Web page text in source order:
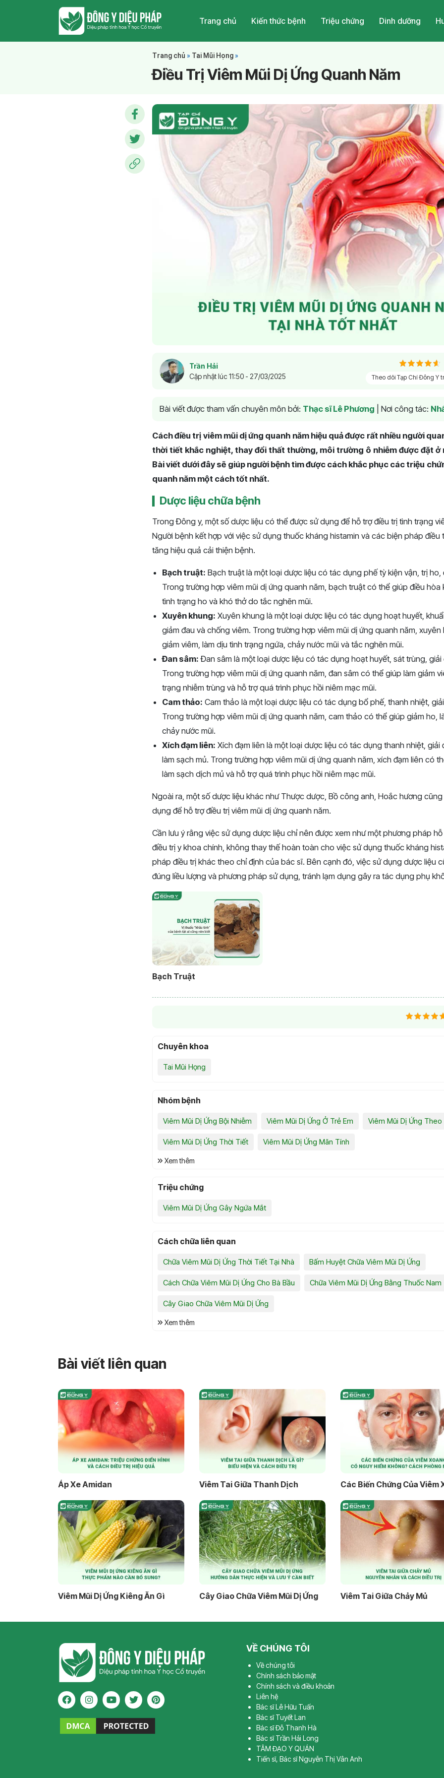
Trang chủ Kiến thức bệnh Triệu chứng Dinh dưỡng
Trang chủ » Tai Mũi Họng »
Điều Trị Viêm Mũi Dị Ứng Quanh Năm
Trần Hải
Cập nhật lúc 11:50 - 27/03/2025
Theo dõi Tạp Chí Đông Y
Bài viết được tham vấn chuyên môn bởi: Thạc sĩ Lê Phương Nơi công tác:
Cách điều trị viêm mũi dị ứng quanh năm hiệu quả được rất nhiều người
thời tiết khắc nghiệt, thay đổi thất thường, môi trường ô nhiễm được đặt ở
Bài viết dưới đây sẽ giúp người bệnh tìm được cách khắc phục các triệu
quanh năm một cách tốt nhất.
Dược liệu chữa bệnh
Trong Đông y, một số dược liệu có thể được sử dụng để hỗ trợ điều trị tình trạng
Người bệnh kết hợp với việc sử dụng thuốc kháng histamin và các biện pháp điều
tăng hiệu quả cải thiện bệnh.
Bạch truật: Bạch truật là một loại dược liệu có tác dụng phế tỳ kiện vận, trị ho,
Trong trường hợp viêm mũi dị ứng quanh năm, bạch truật có thể giúp điều hòa
tình trạng ho và khó thở do tắc nghẽn mũi.
Xuyên khung: Xuyên khung là một loại dược liệu có tác dụng hoạt huyết,
giảm đau và chống viêm. Trong trường hợp viêm mũi dị ứng quanh năm,
giảm viêm, làm dịu tình trạng ngứa, chảy nước mũi và tắc nghẽn mũi.
Đan sâm: Đan sâm là một loại dược liệu có tác dụng hoạt huyết, sát trùng,
Trong trường hợp viêm mũi dị ứng quanh năm, đan sâm có thể giúp làm giảm
trạng nhiễm trùng và hỗ trợ quá trình phục hồi niêm mạc mũi.
Cam thảo: Cam thảo là một loại dược liệu có tác dụng bổ phế, thanh nhiệt,
Trong trường hợp viêm mũi dị ứng quanh năm, cam thảo có thể giúp giảm ho,
chảy nước mũi.
Xích đạm liên: Xích đạm liên là một loại dược liệu có tác dụng thanh nhiệt, giải
làm sạch mủ. Trong trường hợp viêm mũi dị ứng quanh năm, xích đạm liên có
làm sạch dịch mủ và hỗ trợ quá trình phục hồi niêm mạc mũi.
Ngoài ra, một số dược liệu khác như Thược dược, Bồ công anh, Hoắc hương
dụng để hỗ trợ điều trị viêm mũi dị ứng quanh năm.
Cần lưu ý rằng việc sử dụng dược liệu chỉ nên được xem như một phương pháp
điều trị y khoa chính, không thay thế hoàn toàn cho việc sử dụng thuốc kháng
pháp điều trị khác theo chỉ định của bác sĩ. Bên cạnh đó, việc sử dụng dược liệu
đúng liều lượng và phương pháp sử dụng, tránh lạm dụng gây ra tác dụng phụ
Bạch Truật
Chuyên khoa
Tai Mũi Họng
Nhóm bệnh
Viêm Mũi Dị Ứng Bội Nhiễm Viêm Mũi Dị Ứng Ở Trẻ Em Viêm Mũi Dị Ứng Theo
Viêm Mũi Dị Ứng Thời Tiết Viêm Mũi Dị Ứng Mãn Tính
Xem thêm
Triệu chứng
Viêm Mũi Dị Ứng Gây Ngứa Mắt
Cách chữa liên quan
Chữa Viêm Mũi Dị Ứng Thời Tiết Tại Nhà Bấm Huyệt Chữa Viêm Mũi Dị Ứng
Cách Chữa Viêm Mũi Dị Ứng Cho Bà Bầu Chữa Viêm Mũi Dị Ứng Bằng Thuốc Nam
Cây Giao Chữa Viêm Mũi Dị Ứng
Xem thêm
Bài viết liên quan
Áp Xe Amidan Viêm Tai Giữa Thanh Dịch Các Biến Chứng Của Viêm
Viêm Mũi Dị Ứng Kiêng Ăn Gì Cây Giao Chữa Viêm Mũi Dị Ứng Viêm Tai Giữa Chảy Mủ
VỀ CHÚNG TÔI
Về chúng tôi
Chính sách bảo mật
Chính sách và điều khoản
Liên hệ
Bác sĩ Lê Hữu Tuấn
Bác sĩ Tuyết Lan
Bác sĩ Đỗ Thanh Hà
Bác sĩ Trần Hải Long
TÂM ĐẠO Y QUÁN
Tiến sĩ, Bác sĩ Nguyễn Thị Vân Anh